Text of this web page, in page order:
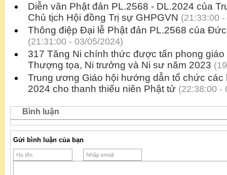
Diễn văn Phật đản PL.2568 - DL.2024 của
Chủ tịch Hội đồng Trị sự GHPGVN (21:33:00
Thông điệp Đại lễ Phật đản PL.2568 của
(21:31:00 - 03/05/2024)
317 Tăng Ni chính thức được tấn phong
Thượng tọa, Ni trưởng và Ni sư năm 2023
Trung ương Giáo hội hướng dẫn tổ chức các
2024 cho thanh thiếu niên Phật tử (22:38:00 -
Bình luận
Gửi bình luận của bạn